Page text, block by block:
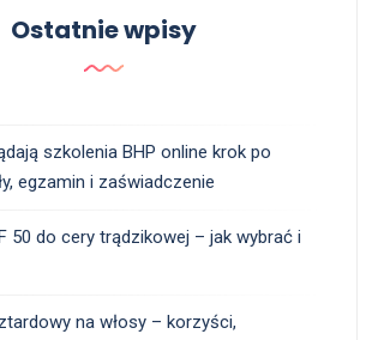
Ostatnie wpisy
szkolenia BHP online krok po
egzamin i zaświadczenie
50 do cery trądzikowej – jak wybrać i
na włosy – korzyści,